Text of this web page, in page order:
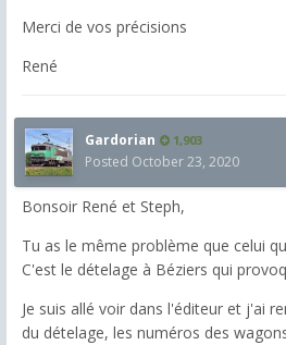
Merci de vos précisions
René
Gardorian 1,903
Posted October 23, 2020
Bonsoir René et Steph,
Tu as le même problème que celui
C'est le dételage à Béziers qui
Je suis allé voir dans l'éditeur et j'ai
du dételage, les numéros des